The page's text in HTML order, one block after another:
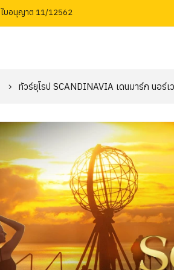
ใบอนุญาต 11/12562
ทัวร์ยุโรป SCANDINAVIA เดนมาร์ก นอร์